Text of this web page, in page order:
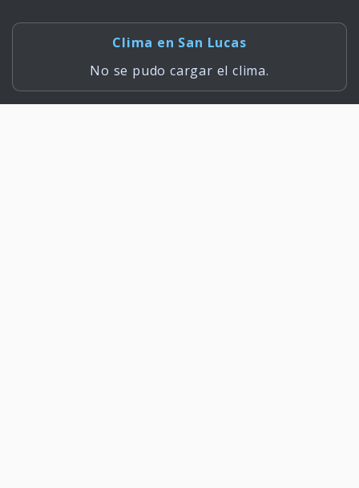
Clima en San Lucas
No se pudo cargar el clima.